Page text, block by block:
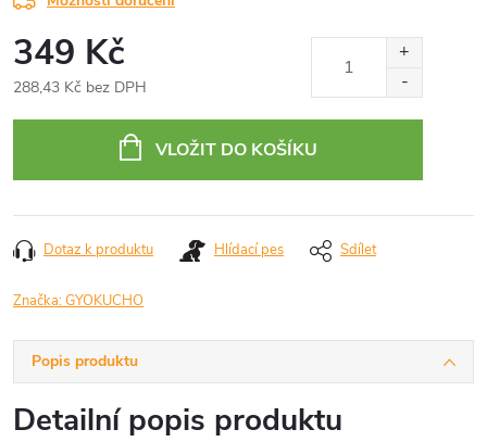
349 Kč
288,43 Kč bez DPH
VLOŽIT DO KOŠÍKU
Dotaz k produktu Hlídací pes Sdílet
Značka:GYOKUCHO
Popis produktu
Detailní popis produktu